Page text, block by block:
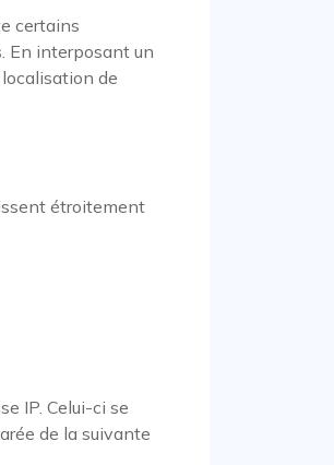
certains
En interposant un
de
étroitement
IP. Celui-ci se
de la suivante